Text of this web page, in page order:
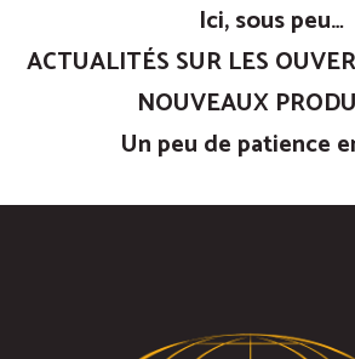
Ici, sous peu…
ACTUALITÉS SUR LES
NOUVEAUX
Un peu de patience